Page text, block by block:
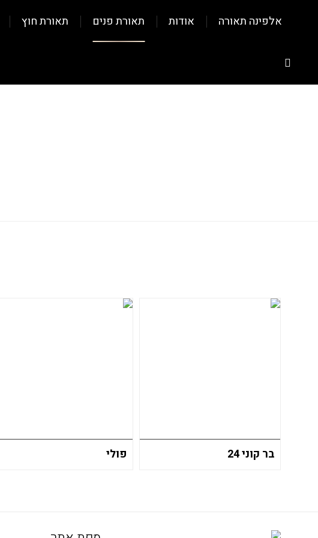
אלפינה תאורה אודות תאורת פנים תאורת חוץ
בר קוני 24 פולי